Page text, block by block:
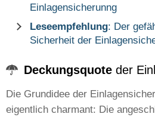
Einlagensicherunng
Leseempfehlung: Der
Sicherheit der
Deckungsquote der
Die Grundidee der
eigentlich charmant: Die